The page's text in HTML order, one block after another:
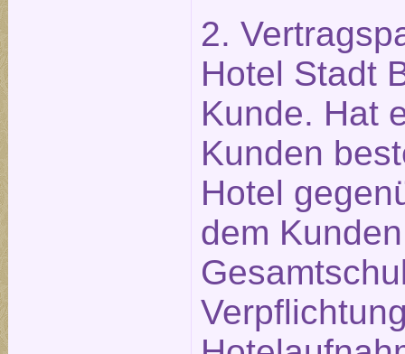
2.
Hotel Stadt
Kunde. Hat
Kunden
Hotel
dem